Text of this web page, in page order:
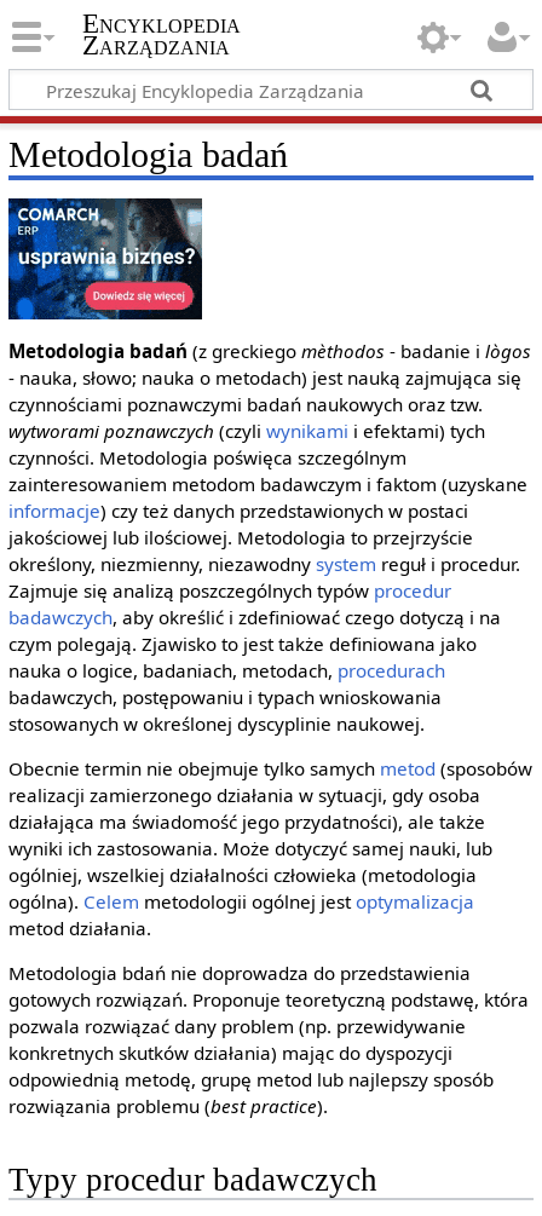
Encyklopedia
Zarządzania
Metodologia badań
Metodologia badań (z greckiego mèthodos - badanie i lògos
- nauka, słowo; nauka o metodach) jest nauką zajmująca się
czynnościami poznawczymi badań naukowych oraz tzw.
wytworami poznawczych (czyli wynikami i efektami) tych
czynności. Metodologia poświęca szczególnym
zainteresowaniem metodom badawczym i faktom (uzyskane
informacje) czy też danych przedstawionych w postaci
jakościowej lub ilościowej. Metodologia to przejrzyście
określony, niezmienny, niezawodny system reguł i procedur.
Zajmuje się analizą poszczególnych typów procedur
badawczych, aby określić i zdefiniować czego dotyczą i na
czym polegają. Zjawisko to jest także definiowana jako
nauka o logice, badaniach, metodach, procedurach
badawczych, postępowaniu i typach wnioskowania
stosowanych w określonej dyscyplinie naukowej.
Obecnie termin nie obejmuje tylko samych metod (sposobów
realizacji zamierzonego działania w sytuacji, gdy osoba
działająca ma świadomość jego przydatności), ale także
wyniki ich zastosowania. Może dotyczyć samej nauki, lub
ogólniej, wszelkiej działalności człowieka (metodologia
ogólna). Celem metodologii ogólnej jestoptymalizacja
metod działania.
Metodologia bdań nie doprowadza do przedstawienia
gotowych rozwiązań. Proponuje teoretyczną podstawę, która
pozwala rozwiązać dany problem (np. przewidywanie
konkretnych skutków działania) mając do dyspozycji
odpowiednią metodę, grupę metod lub najlepszy sposób
rozwiązania problemu (best practice).
Typy procedur badawczych